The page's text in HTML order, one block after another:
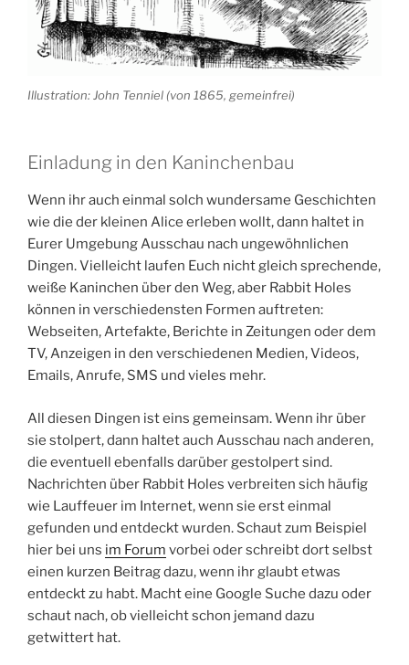
Illustration: John Tenniel (von 1865, gemeinfrei)
Einladung in den Kaninchenbau
Wenn ihr auch einmal solch wundersame Geschichten
wie die der kleinen Alice erleben wollt, dann haltet in
Eurer Umgebung Ausschau nach ungewöhnlichen
Dingen. Vielleicht laufen Euch nicht gleich sprechende,
weiße Kaninchen über den Weg, aber Rabbit Holes
können in verschiedensten Formen auftreten:
Webseiten, Artefakte, Berichte in Zeitungen oder dem
TV, Anzeigen in den verschiedenen Medien, Videos,
Emails, Anrufe, SMS und vieles mehr.
All diesen Dingen ist eins gemeinsam. Wenn ihr über
sie stolpert, dann haltet auch Ausschau nach anderen,
die eventuell ebenfalls darüber gestolpert sind.
Nachrichten über Rabbit Holes verbreiten sich häufig
wie Lauffeuer im Internet, wenn sie erst einmal
gefunden und entdeckt wurden. Schaut zum Beispiel
hier bei uns im Forum vorbei oder schreibt dort selbst
einen kurzen Beitrag dazu, wenn ihr glaubt etwas
entdeckt zu habt. Macht eine Google Suche dazu oder
schaut nach, ob vielleicht schon jemand dazu
getwittert hat.